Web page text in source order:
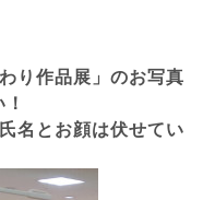
り作品展」のお写真
名とお顔は伏せてい